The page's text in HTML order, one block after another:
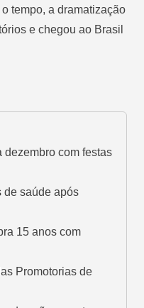
tempo, a dramatização
e chegou ao Brasil
dezembro com festas
de saúde após
15 anos com
Promotorias de